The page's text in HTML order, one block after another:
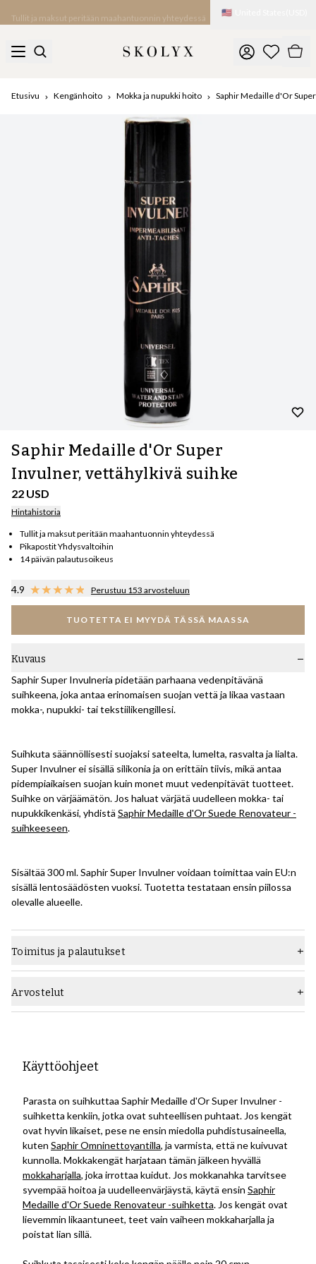
Tullit ja maksut peritään maahantuonnin yhteydessä 🇺🇸
Etusivu Kengänhoito Mokka ja nupukki hoito Saphir Medaille d'Or
Saphir Medaille d'Or Super
Invulner, vettähylkivä suihke
22 USD
Hintahistoria
Tullit ja maksut peritään maahantuonnin yhteydessä
Pikapostit Yhdysvaltoihin
14 päivän palautusoikeus
4.9 Perustuu 153 arvosteluun
TUOTETTA EI MYYDÄ TÄSSÄ MAASSA
Kuvaus
Saphir Super Invulneria pidetään parhaana vedenpitävänä
suihkeena, joka antaa erinomaisen suojan vettä ja likaa vastaan
mokka-, nupukki- tai tekstiilikengillesi.
Suihkuta säännöllisesti suojaksi sateelta, lumelta, rasvalta ja lialta.
Super Invulner ei sisällä silikonia ja on erittäin tiivis, mikä antaa
pidempiaikaisen suojan kuin monet muut vedenpitävät tuotteet.
Suihke on värjäämätön. Jos haluat värjätä uudelleen mokka- tai
nupukkikenkäsi, yhdistä Saphir Medaille d'Or Suede Renovateur -
suihkeeseen.
Sisältää 300 ml. Saphir Super Invulner voidaan toimittaa vain EU:n
sisällä lentosäädösten vuoksi. Tuotetta testataan ensin piilossa
olevalle alueelle.
Toimitus ja palautukset
Arvostelut
Käyttöohjeet
Parasta on suihkuttaa Saphir Medaille d'Or Super Invulner -
suihketta kenkiin, jotka ovat suhteellisen puhtaat. Jos kengät
ovat hyvin likaiset, pese ne ensin miedolla puhdistusaineella,
kuten Saphir Omninettoyantilla, ja varmista, että ne kuivuvat
kunnolla. Mokkakengät harjataan tämän jälkeen hyvällä
mokkaharjalla, joka irrottaa kuidut. Jos mokkanahka tarvitsee
syvempää hoitoa ja uudelleenvärjäystä, käytä ensin Saphir
Medaille d'Or Suede Renovateur -suihketta. Jos kengät ovat
lievemmin likaantuneet, teet vain vaiheen mokkaharjalla ja
poistat lian sillä.